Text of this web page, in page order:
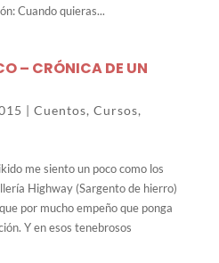
Cuando quieras...
– CRÓNICA DE UN
| Cuentos, Cursos,
me siento un poco como los
Highway (Sargento de hierro)
por mucho empeño que ponga
Y en esos tenebrosos